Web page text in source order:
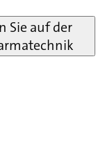
Sie auf der